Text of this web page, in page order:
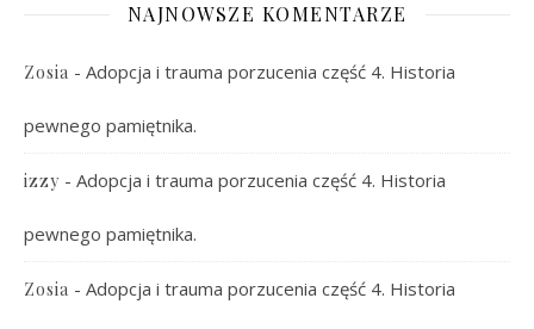
NAJNOWSZE KOMENTARZE
Zosia - Adopcja i trauma porzucenia część 4. Historia
pewnego pamiętnika.
izzy - Adopcja i trauma porzucenia część 4. Historia
pewnego pamiętnika.
Zosia - Adopcja i trauma porzucenia część 4. Historia